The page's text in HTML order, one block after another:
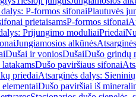
P-formos sifonaiPlautuvės
prietaisamsP-formos sifonai
Prijungimo moduliaiPriedai
Jungiamosios alkūnės
Dušai ir voniosDušaiDušo grindų
Dušo paviršiaus sifonai
priedaiAtsarginės dalys:
Dušo paviršiai iš